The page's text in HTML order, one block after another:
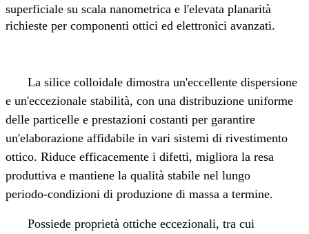
superficiale su scala nanometrica e l'elevata planarità
richieste per componenti ottici ed elettronici avanzati.
La silice colloidale dimostra un'eccellente dispersione
e un'eccezionale stabilità, con una distribuzione uniforme
delle particelle e prestazioni costanti per garantire
un'elaborazione affidabile in vari sistemi di rivestimento
ottico. Riduce efficacemente i difetti, migliora la resa
produttiva e mantiene la qualità stabile nel lungo
periodo‑condizioni di produzione di massa a termine.
Possiede proprietà ottiche eccezionali, tra cui